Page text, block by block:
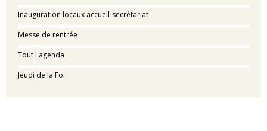
Inauguration locaux accueil-secrétariat
Messe de rentrée
Tout l'agenda
Jeudi de la Foi